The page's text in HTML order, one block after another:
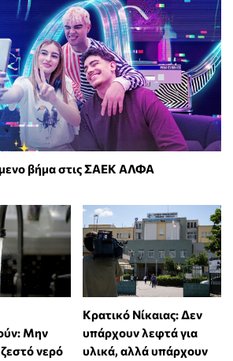
βήμα στις ΣΑΕΚ ΑΛΦΑ
Μην
νερό
Κρατικό Νίκαιας: Δεν
υπάρχουν λεφτά για
υλικά, αλλά υπάρχουν